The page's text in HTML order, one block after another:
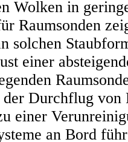
Wolken in
Raumsonden
solchen
einer
Durchflug von
einer
an Bord